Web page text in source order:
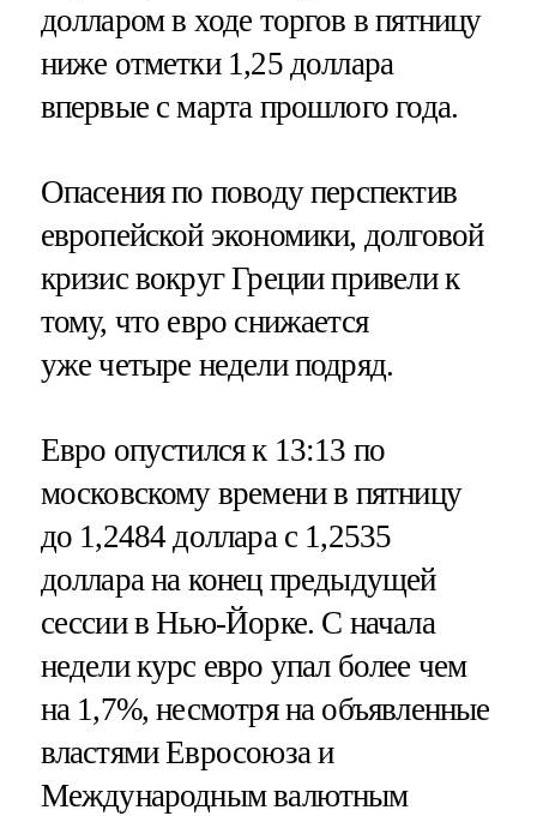
долларом в ходе торгов в пятницу
ниже отметки 1,25 доллара
впервые с марта прошлого года.
Опасения по поводу перспектив
европейской экономики, долговой
кризис вокруг Греции привели к
тому, что евро снижается
уже четыре недели подряд.
Евро опустился к 13:13 по
московскому времени в пятницу
до 1,2484 доллара с 1,2535
доллара на конец предыдущей
сессии в Нью-Йорке. С начала
недели курс евро упал более чем
на 1,7%, несмотря на объявленные
властями Евросоюза и
Международным валютным